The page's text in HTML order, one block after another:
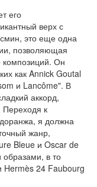
его
верх с
это еще одна
позволяющая
композиций. Он
как Annick Goutal
и Lancôme". В
аккорд,
к
я должна
жанр,
Bleue и Oscar de
образами, в то
24 Faubourg